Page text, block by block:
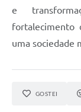
e
fortalecimento
uma sociedade
GOSTEI